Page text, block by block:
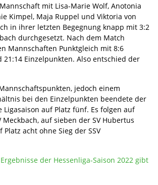
mit Lisa-Marie Wolf, Anotonia
Kimpel, Maja Ruppel und Viktoria von
in ihrer letzten Begegnung knapp mit 3:2
durchgesetzt. Nach dem Match
Mannschaften Punktgleich mit 8:6
21:14 Einzelpunkten. Also entschied der
jedoch einem
bei den Einzelpunkten beendete der
Ligasaison auf Platz fünf. Es folgen auf
Meckbach, auf sieben der SV Hubertus
acht ohne Sieg der SSV
der Hessenliga-Saison 2022 gibt